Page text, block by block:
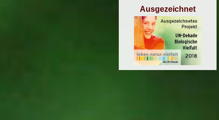
Ausgezeichnet